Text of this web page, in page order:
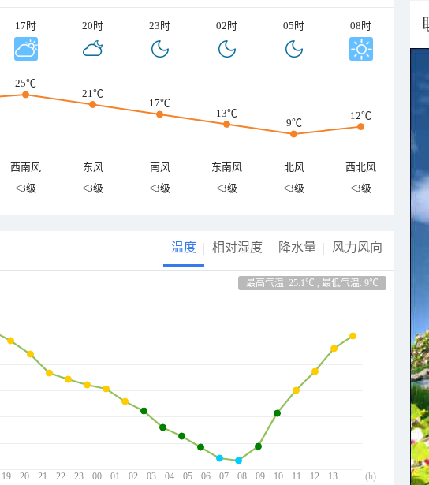
17时 20时 23时 02时 05时 08时
25℃
21℃
17℃
13℃
9℃
12℃
西南风 东风 南风 东南风 北风
西北风
<3级 <3级 <3级 <3级 <3级 <3级
温度 相对湿度 降水量 风力风向
最高气温: 25.1℃ , 最低气温: 9℃
19 20 21 22 23 00 01 02 03 04 05 06 07 08 09 10 11 12 13 (h)